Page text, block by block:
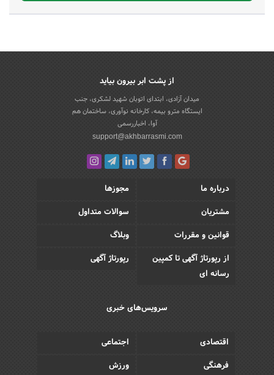
از پشت ابر بیرون بیاید
میدان آزادی، ابتدای اتوبان شهید لشکری، جنب
ایستگاه مترو بیمه، کارخانه نوآوری، ساختمان هم
آوا، اخباررسمی
support@akhbarrasmi.com
درباره ما
مجوزها
مشتریان
سوالات متداول
قوانین و مقررات
وبلاگ
از رپورتاژ آگهی تا کمپین
رسانه ای
رپورتاژ آگهی
سرویس‌های خبری
اقتصادی
اجتماعی
فرهنگی
ورزش